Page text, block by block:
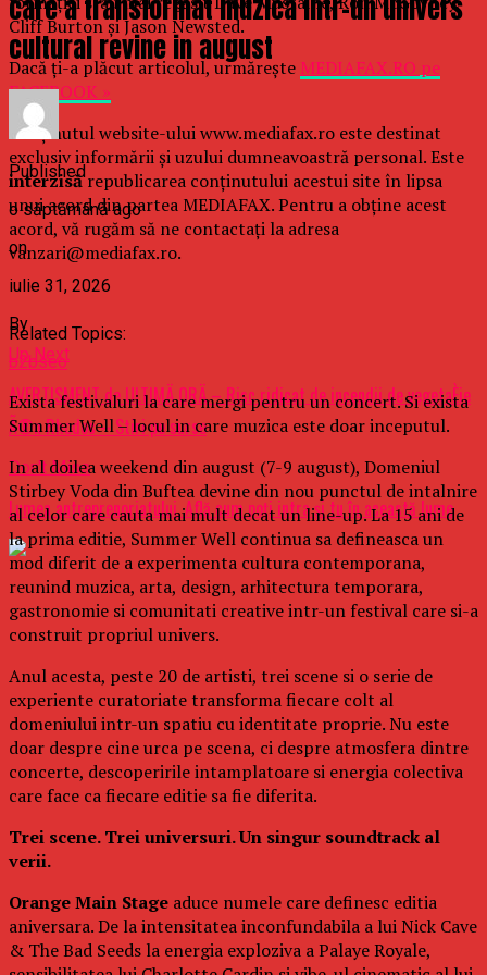
Cliff Burton şi Jason Newsted.
Dacă ţi-a plăcut articolul, urmăreşte MEDIAFAX.RO pe
FACEBOOK »
Conținutul website-ului www.mediafax.ro este destinat
exclusiv informării și uzului dumneavoastră personal. Este
interzisărepublicarea conținutului acestui site în lipsa
unui acord din partea MEDIAFAX. Pentru a obține acest
acord, vă rugăm să ne contactați la adresa
vanzari@mediafax.ro.
Related Topics:
Up Next
AVERTISMENT de ULTIMÄ ORÄ – Risc ridicat de incendii de vegetaÈie
Ã®n Rhodos – Stiri pe surse
Don't Miss
Lumea antreprenoriatului. Află cum poți intra și tu în această lume
care a transformat muzica intr-un univers
cultural revine in august
Published
o săptămână ago
on
iulie 31, 2026
By
b2bseo
Exista festivaluri la care mergi pentru un concert. Si exista
Summer Well – locul in care muzica este doar inceputul.
In al doilea weekend din august (7-9 august), Domeniul
Stirbey Voda din Buftea devine din nou punctul de intalnire
al celor care cauta mai mult decat un line-up. La 15 ani de
la prima editie, Summer Well continua sa defineasca un
mod diferit de a experimenta cultura contemporana,
reunind muzica, arta, design, arhitectura temporara,
gastronomie si comunitati creative intr-un festival care si-a
construit propriul univers.
Anul acesta, peste 20 de artisti, trei scene si o serie de
experiente curatoriate transforma fiecare colt al
domeniului intr-un spatiu cu identitate proprie. Nu este
doar despre cine urca pe scena, ci despre atmosfera dintre
concerte, descoperirile intamplatoare si energia colectiva
care face ca fiecare editie sa fie diferita.
Trei scene. Trei universuri. Un singur soundtrack al
verii.
Orange Main Stage aduce numele care definesc editia
aniversara. De la intensitatea inconfundabila a lui Nick Cave
& The Bad Seeds la energia exploziva a Palaye Royale,